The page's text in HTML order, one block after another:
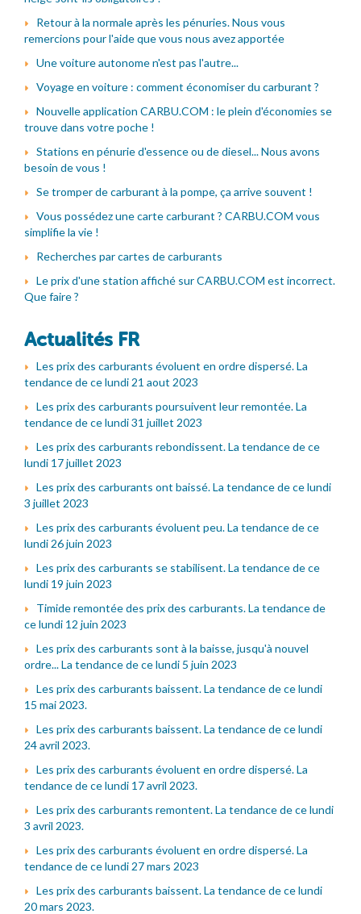
Retour à la normale après les pénuries. Nous vous
remercions pour l'aide que vous nous avez apportée
Une voiture autonome n'est pas l'autre...
Voyage en voiture : comment économiser du carburant ?
Nouvelle application CARBU.COM : le plein d'économies se
trouve dans votre poche !
Stations en pénurie d'essence ou de diesel... Nous avons
besoin de vous !
Se tromper de carburant à la pompe, ça arrive souvent !
Vous possédez une carte carburant ? CARBU.COM vous
simplifie la vie !
Recherches par cartes de carburants
Le prix d'une station affiché sur CARBU.COM est incorrect.
Que faire ?
Actualités FR
Les prix des carburants évoluent en ordre dispersé. La
tendance de ce lundi 21 aout 2023
Les prix des carburants poursuivent leur remontée. La
tendance de ce lundi 31 juillet 2023
Les prix des carburants rebondissent. La tendance de ce
lundi 17 juillet 2023
Les prix des carburants ont baissé. La tendance de ce lundi
3 juillet 2023
Les prix des carburants évoluent peu. La tendance de ce
lundi 26 juin 2023
Les prix des carburants se stabilisent. La tendance de ce
lundi 19 juin 2023
Timide remontée des prix des carburants. La tendance de
ce lundi 12 juin 2023
Les prix des carburants sont à la baisse, jusqu'à nouvel
ordre... La tendance de ce lundi 5 juin 2023
Les prix des carburants baissent. La tendance de ce lundi
15 mai 2023.
Les prix des carburants baissent. La tendance de ce lundi
24 avril 2023.
Les prix des carburants évoluent en ordre dispersé. La
tendance de ce lundi 17 avril 2023.
Les prix des carburants remontent. La tendance de ce lundi
3 avril 2023.
Les prix des carburants évoluent en ordre dispersé. La
tendance de ce lundi 27 mars 2023
Les prix des carburants baissent. La tendance de ce lundi
20 mars 2023.